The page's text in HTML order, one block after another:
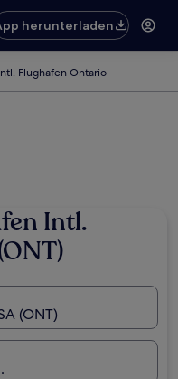
herunterladen
Flughafen Ontario
Intl.
(ONT)